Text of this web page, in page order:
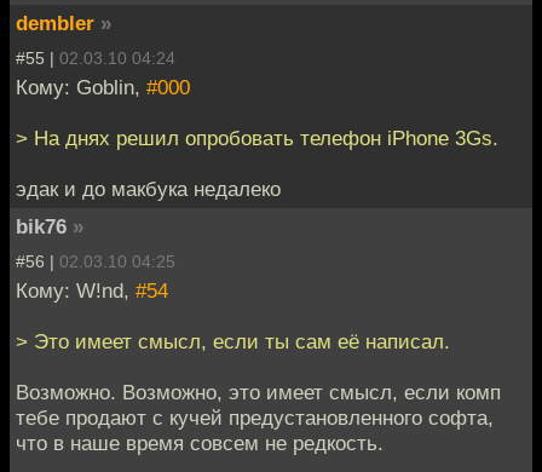
dembler »
#55 | 02.03.10 04:24
Кому: Goblin, #000
> На днях решил опробовать телефон iPhone 3Gs.
эдак и до макбука недалеко
bik76 »
#56 | 02.03.10 04:25
Кому: W!nd, #54
> Это имеет смысл, если ты сам её написал.
Возможно. Возможно, это имеет смысл, если комп
тебе продают с кучей предустановленного софта,
что в наше время совсем не редкость.